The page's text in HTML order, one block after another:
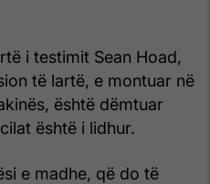
i testimit Sean Hoad,
të lartë, e montuar në
është dëmtuar
është i lidhur.
e madhe, që do të